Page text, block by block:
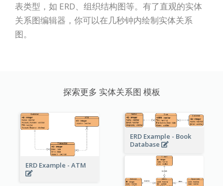
表类型，如 ERD、组织结构图等。有了直观的实体
关系图编辑器，你可以在几秒钟内绘制实体关系
图。
探索更多 实体关系图 模板
ERD Example - ATM
ERD Example - Book
Database